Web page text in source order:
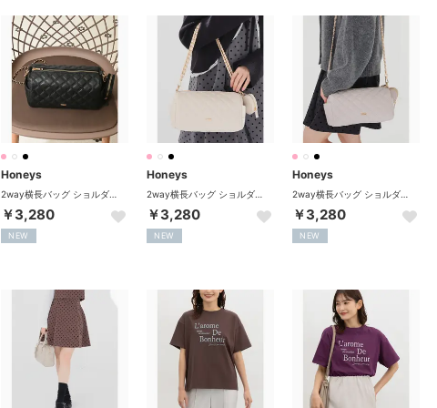
Honeys
￥3,280
NEW
Honeys
￥3,280
NEW
Honeys
￥3,280
NEW